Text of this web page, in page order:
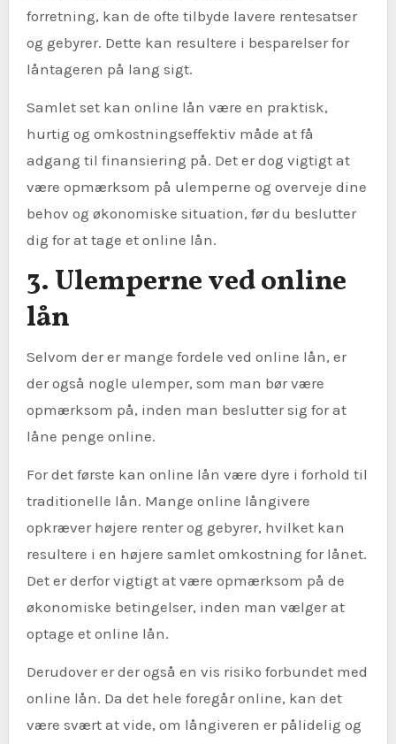
forretning, kan de ofte tilbyde lavere rentesatser
og gebyrer. Dette kan resultere i besparelser for
låntageren på lang sigt.
Samlet set kan online lån være en praktisk,
hurtig og omkostningseffektiv måde at få
adgang til finansiering på. Det er dog vigtigt at
være opmærksom på ulemperne og overveje dine
behov og økonomiske situation, før du beslutter
dig for at tage et online lån.
3. Ulemperne ved online
lån
Selvom der er mange fordele ved online lån, er
der også nogle ulemper, som man bør være
opmærksom på, inden man beslutter sig for at
låne penge online.
For det første kan online lån være dyre i forhold til
traditionelle lån. Mange online långivere
opkræver højere renter og gebyrer, hvilket kan
resultere i en højere samlet omkostning for lånet.
Det er derfor vigtigt at være opmærksom på de
økonomiske betingelser, inden man vælger at
optage et online lån.
Derudover er der også en vis risiko forbundet med
online lån. Da det hele foregår online, kan det
være svært at vide, om långiveren er pålidelig og